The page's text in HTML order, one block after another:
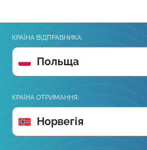
КРАЇНА ВІДПРАВНИКА:
Польща
КРАЇНА ОТРИМАННЯ:
Норвегія